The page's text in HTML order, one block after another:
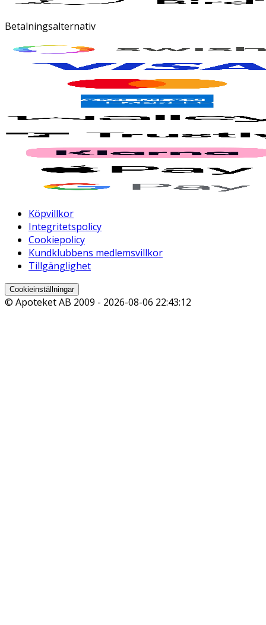
Betalningsalternativ
Köpvillkor
Integritetspolicy
Cookiepolicy
Kundklubbens medlemsvillkor
Tillgänglighet
Cookieinställningar
© Apoteket AB 2009 - 2026-08-06 22:43:12